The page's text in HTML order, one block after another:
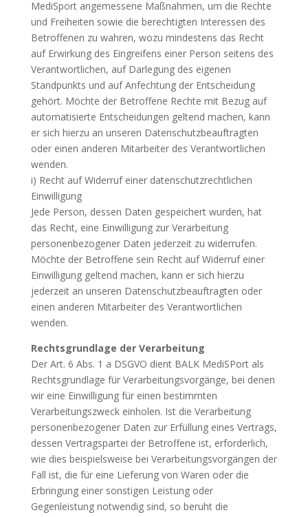
MediSport angemessene Maßnahmen, um die Rechte
und Freiheiten sowie die berechtigten Interessen des
Betroffenen zu wahren, wozu mindestens das Recht
auf Erwirkung des Eingreifens einer Person seitens des
Verantwortlichen, auf Darlegung des eigenen
Standpunkts und auf Anfechtung der Entscheidung
gehört. Möchte der Betroffene Rechte mit Bezug auf
automatisierte Entscheidungen geltend machen, kann
er sich hierzu an unseren Datenschutzbeauftragten
oder einen anderen Mitarbeiter des Verantwortlichen
wenden.
i) Recht auf Widerruf einer datenschutzrechtlichen
Einwilligung
Jede Person, dessen Daten gespeichert wurden, hat
das Recht, eine Einwilligung zur Verarbeitung
personenbezogener Daten jederzeit zu widerrufen.
Möchte der Betroffene sein Recht auf Widerruf einer
Einwilligung geltend machen, kann er sich hierzu
jederzeit an unseren Datenschutzbeauftragten oder
einen anderen Mitarbeiter des Verantwortlichen
wenden.
Rechtsgrundlage der Verarbeitung
Der Art. 6 Abs. 1 a DSGVO dient BALK MediSPort als
Rechtsgrundlage für Verarbeitungsvorgänge, bei denen
wir eine Einwilligung für einen bestimmten
Verarbeitungszweck einholen. Ist die Verarbeitung
personenbezogener Daten zur Erfüllung eines Vertrags,
dessen Vertragspartei der Betroffene ist, erforderlich,
wie dies beispielsweise bei Verarbeitungsvorgängen der
Fall ist, die für eine Lieferung von Waren oder die
Erbringung einer sonstigen Leistung oder
Gegenleistung notwendig sind, so beruht die